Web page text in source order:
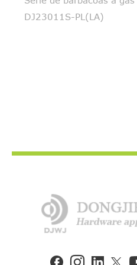
DJ23011S-PL(LA)
